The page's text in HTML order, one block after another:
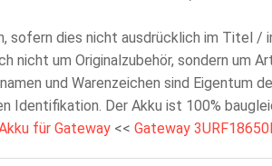
sofern dies nicht ausdrücklich im Titel /
nicht um Originalzubehör, sondern um
und Warenzeichen sind Eigentum
Identifikation. Der Akku ist 100%
für Gateway << Gateway